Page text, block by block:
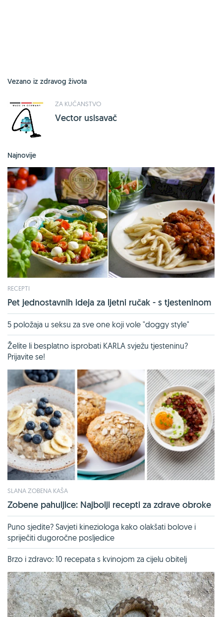
Vezano iz zdravog života
ZA KUĆANSTVO
Vector usisavač
Najnovije
RECEPTI
Pet jednostavnih ideja za ljetni ručak - s tjesteninom
5 položaja u seksu za sve one koji vole "doggy style"
Želite li besplatno isprobati KARLA svježu tjesteninu?
Prijavite se!
SLANA ZOBENA KAŠA
Zobene pahuljice: Najbolji recepti za zdrave obroke
Puno sjedite? Savjeti kineziologa kako olakšati bolove i
spriječiti dugoročne posljedice
Brzo i zdravo: 10 recepata s kvinojom za cijelu obitelj